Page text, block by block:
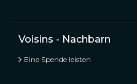
Voisins - Nachbarn
Eine Spende leisten